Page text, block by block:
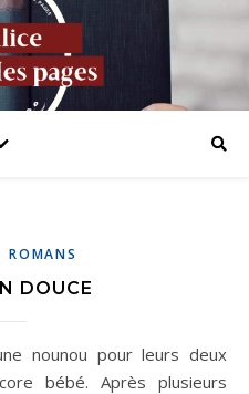
ROMANS
DOUCE
bébé. Après plusieurs